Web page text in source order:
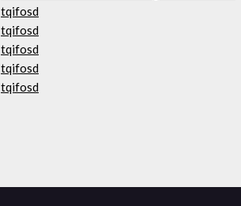
tqifosd
tqifosd
tqifosd
tqifosd
tqifosd